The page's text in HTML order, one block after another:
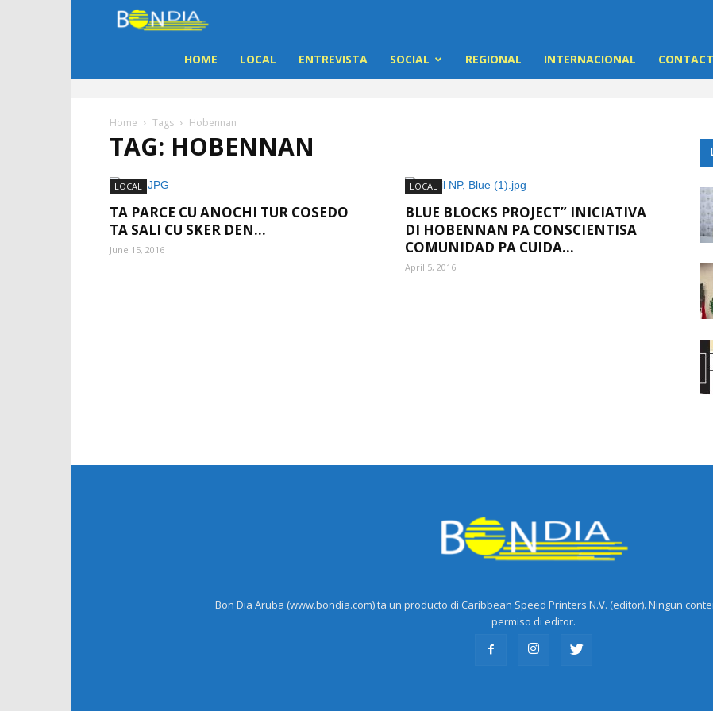
Dia
|
di
HOME LOCAL ENTREVISTA SOCIAL REGIONAL INTERNACIONAL
Home Tags Hobennan
TAG: HOBENNAN
LOCAL
TA PARCE CU ANOCHI TUR COSEDO
TA SALI CU SKER DEN...
June 15, 2016
LOCAL
BLUE BLOCKS PROJECT” INICIATIVA
DI HOBENNAN PA CONSCIENTISA
COMUNIDAD PA CUIDA...
April 5, 2016
Bon Dia Aruba (www.bondia.com) ta un producto di Caribbean Speed Printers N.V. (editor). Ningun
permiso di editor.